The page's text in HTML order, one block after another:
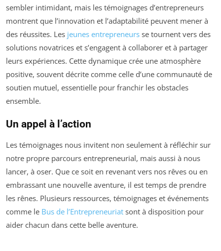
sembler intimidant, mais les témoignages d’entrepreneurs
montrent que l’innovation et l’adaptabilité peuvent mener à
des réussites. Les jeunes entrepreneurs se tournent vers des
solutions novatrices et s’engagent à collaborer et à partager
leurs expériences. Cette dynamique crée une atmosphère
positive, souvent décrite comme celle d’une communauté de
soutien mutuel, essentielle pour franchir les obstacles
ensemble.
Un appel à l’action
Les témoignages nous invitent non seulement à réfléchir sur
notre propre parcours entrepreneurial, mais aussi à nous
lancer, à oser. Que ce soit en revenant vers nos rêves ou en
embrassant une nouvelle aventure, il est temps de prendre
les rênes. Plusieurs ressources, témoignages et événements
comme le Bus de l’Entrepreneuriat sont à disposition pour
aider chacun dans cette belle aventure.